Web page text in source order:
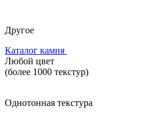
Другое
Каталог камня
Любой цвет
(более 1000 текстур)
Однотонная текстура